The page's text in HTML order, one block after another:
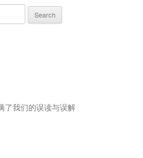
了我们的误读与误解